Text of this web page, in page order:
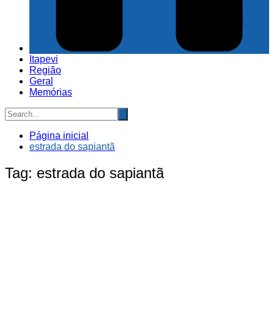
Itapevi
Região
Geral
Memórias
Página inicial
estrada do sapiantã
Tag: estrada do sapiantã